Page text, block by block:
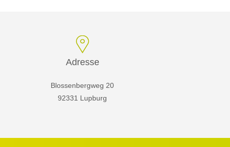
Adresse
Blossenbergweg 20
92331 Lupburg